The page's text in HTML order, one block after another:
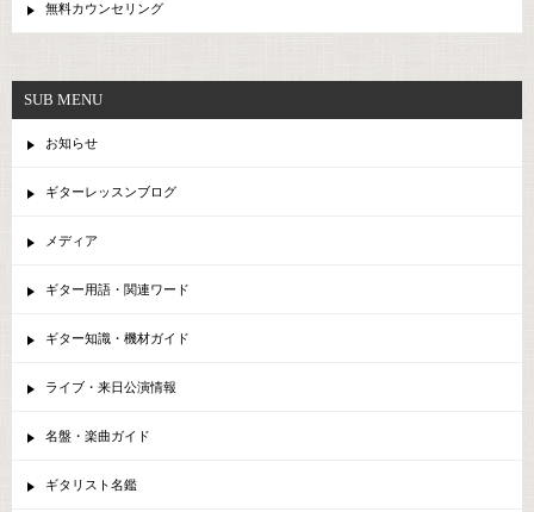
無料カウンセリング
SUB MENU
お知らせ
ギターレッスンブログ
メディア
ギター用語・関連ワード
ギター知識・機材ガイド
ライブ・来日公演情報
名盤・楽曲ガイド
ギタリスト名鑑